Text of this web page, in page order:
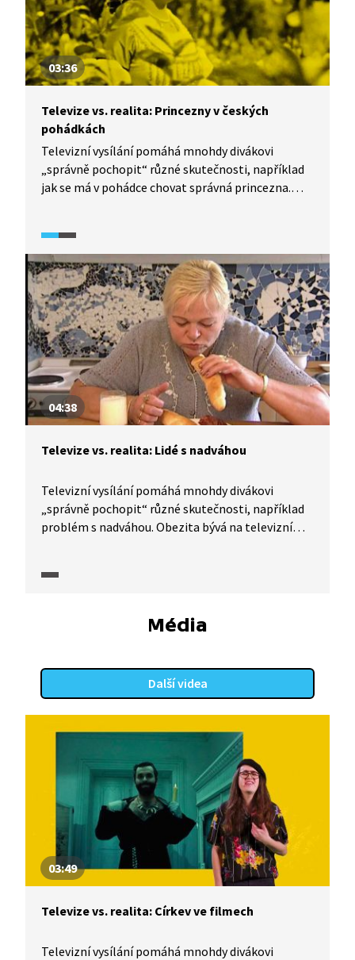
03:36
Televize vs. realita: Princezny v českých
pohádkách
Televizní vysílání pomáhá mnohdy divákovi
„správně pochopit“ různé skutečnosti, například
jak se má v pohádce chovat správná princezna.
TeleRevize 2.0.
04:38
Televize vs. realita: Lidé s nadváhou
Televizní vysílání pomáhá mnohdy divákovi
„správně pochopit“ různé skutečnosti, například
problém s nadváhou. Obezita bývá na televizní
kterým hrdinové čelí. I tomu se blíže věnuje
Média
Další videa
03:49
Televize vs. realita: Církev ve filmech
Televizní vysílání pomáhá mnohdy divákovi